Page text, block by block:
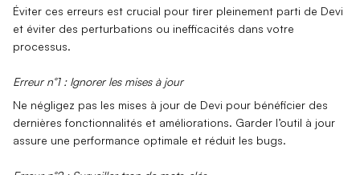
Éviter ces erreurs est crucial pour tirer pleinement parti de Devi
et éviter des perturbations ou inefficacités dans votre
processus.
Erreur n°1 : Ignorer les mises à jour
Ne négligez pas les mises à jour de Devi pour bénéficier des
dernières fonctionnalités et améliorations. Garder l’outil à jour
assure une performance optimale et réduit les bugs.